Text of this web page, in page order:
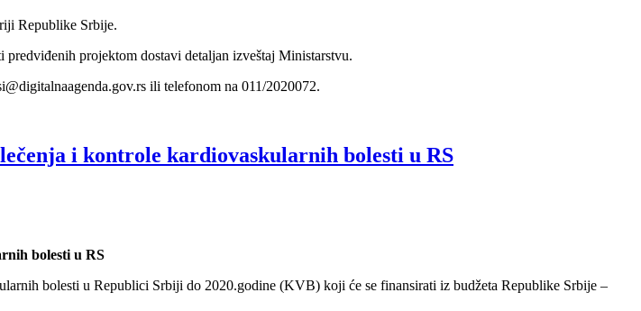
Republike Srbije.
projektom dostavi detaljan izveštaj Ministarstvu.
ili telefonom na 011/2020072.
i kontrole kardiovaskularnih bolesti u RS
bolesti u RS
bolesti u Republici Srbiji do 2020.godine (KVB) koji će se finansirati iz budžeta Republike Srbije –